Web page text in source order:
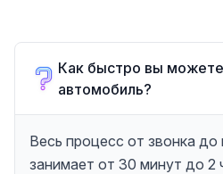
Как быстро вы
автомобиль?
Весь процесс от звонка до
занимает от 30 минут до 2